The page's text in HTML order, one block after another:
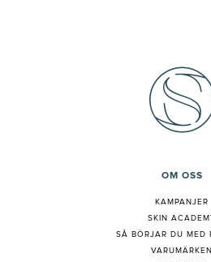
OM OSS
KAMPANJER
SKIN
SÅ BÖRJAR DU MED
VARUMÄRKEN